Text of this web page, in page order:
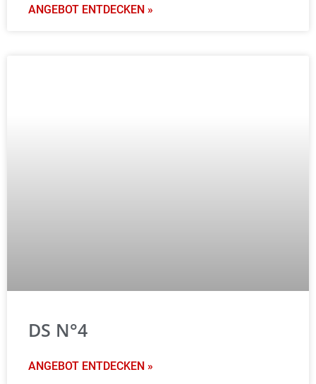
ANGEBOT ENTDECKEN »
DS N°4
ANGEBOT ENTDECKEN »